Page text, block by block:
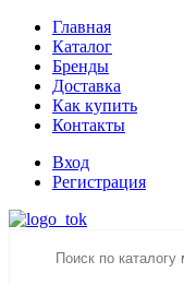
Главная
Каталог
Бренды
Доставка
Как купить
Контакты
Вход
Регистрация